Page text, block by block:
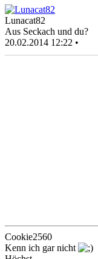
Lunacat82
Aus Seckach und du?
20.02.2014 12:22 •
Cookie2560
Kenn ich gar nicht